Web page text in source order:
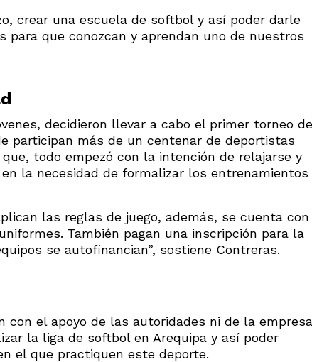
crear una escuela de softbol y así poder darle
para que conozcan y aprendan uno de nuestros
decidieron llevar a cabo el primer torneo de
participan más de un centenar de deportistas
todo empezó con la intención de relajarse y
la necesidad de formalizar los entrenamientos
las reglas de juego, además, se cuenta con
También pagan una inscripción para la
se autofinancian”, sostiene Contreras.
el apoyo de las autoridades ni de la empresa
la liga de softbol en Arequipa y así poder
el que practiquen este deporte.